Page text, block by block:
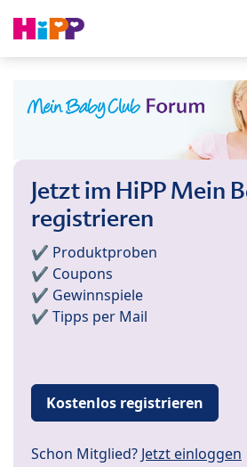
Jetzt im HiPP Mein
registrieren
✔️ Produktproben
✔️ Coupons
✔️ Gewinnspiele
✔️ Tipps per Mail
Kostenlos registrieren
Schon Mitglied? Jetzt einloggen